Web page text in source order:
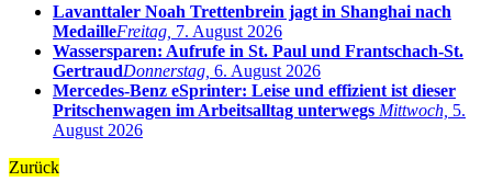
Lavanttaler Noah Trettenbrein jagt in Shanghai nach
MedailleFreitag, 7. August 2026
Wassersparen: Aufrufe in St. Paul und Frantschach-St.
GertraudDonnerstag, 6. August 2026
Mercedes-Benz eSprinter: Leise und effizient ist dieser
Pritschenwagen im Arbeitsalltag unterwegs Mittwoch, 5.
August 2026
Zurück